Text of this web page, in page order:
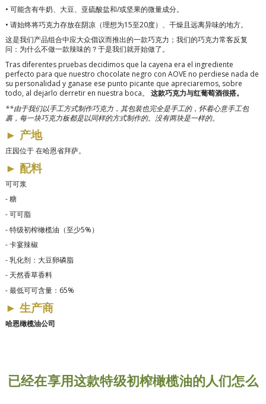
• 可能含有牛奶、大豆、亚硫酸盐和/或坚果的微量成分。
• 请始终将巧克力存放在阴凉（理想为15至20度）、干燥且远离异味的地方。
这是我们产品组合中应大众倡议而推出的一款巧克力；我们的巧克力常客反复
问：为什么不做一款辣味的？于是我们就开始做了。
Tras diferentes pruebas decidimos que la cayena era el ingrediente
perfecto para que nuestro chocolate negro con AOVE no perdiese nada de
su personalidad y ganase ese punto picante que apreciaremos, sobre
todo, al dejarlo derretir en nuestra boca。 这款巧克力与红葡萄酒很搭。
**由于我们以手工方式制作巧克力，其包装也完全是手工的，怀着心意手工包
裹，每一块巧克力板都是以同样的方式制作的。没有两块是一样的。
► 产地
庄园位于在哈恩省拜萨。
► 配料
可可浆
-糖
-可可脂
-特级初榨橄榄油（至少5%）
-卡宴辣椒
-乳化剂：大豆卵磷脂
- 天然香草香料
-最低可可含量：65%
► 生产商
哈恩橄榄油公司
已经在享用这款特级初榨橄榄油的人们怎么